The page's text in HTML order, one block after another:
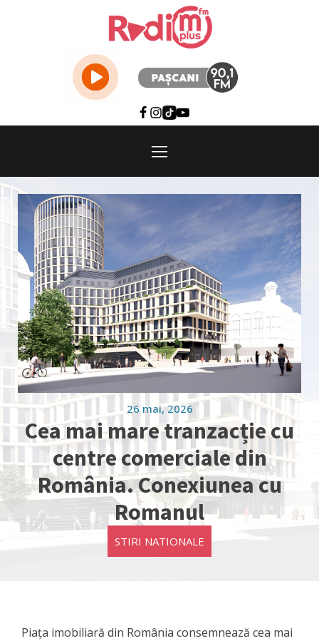
26 mai, 2026
Cea mai mare tranzacție cu
centre comerciale din
România. Conexiunea cu
Romanul
STIRI NATIONALE
Piața imobiliară din România consemnează cea mai